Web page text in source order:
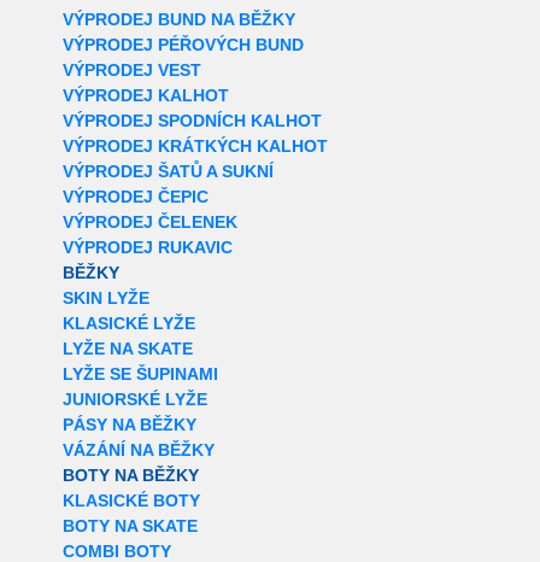
VÝPRODEJ BUND NA BĚŽKY
VÝPRODEJ PÉŘOVÝCH BUND
VÝPRODEJ VEST
VÝPRODEJ KALHOT
VÝPRODEJ SPODNÍCH KALHOT
VÝPRODEJ KRÁTKÝCH KALHOT
VÝPRODEJ ŠATŮ A SUKNÍ
VÝPRODEJ ČEPIC
VÝPRODEJ ČELENEK
VÝPRODEJ RUKAVIC
BĚŽKY
SKIN LYŽE
KLASICKÉ LYŽE
LYŽE NA SKATE
LYŽE SE ŠUPINAMI
JUNIORSKÉ LYŽE
PÁSY NA BĚŽKY
VÁZÁNÍ NA BĚŽKY
BOTY NA BĚŽKY
KLASICKÉ BOTY
BOTY NA SKATE
COMBI BOTY